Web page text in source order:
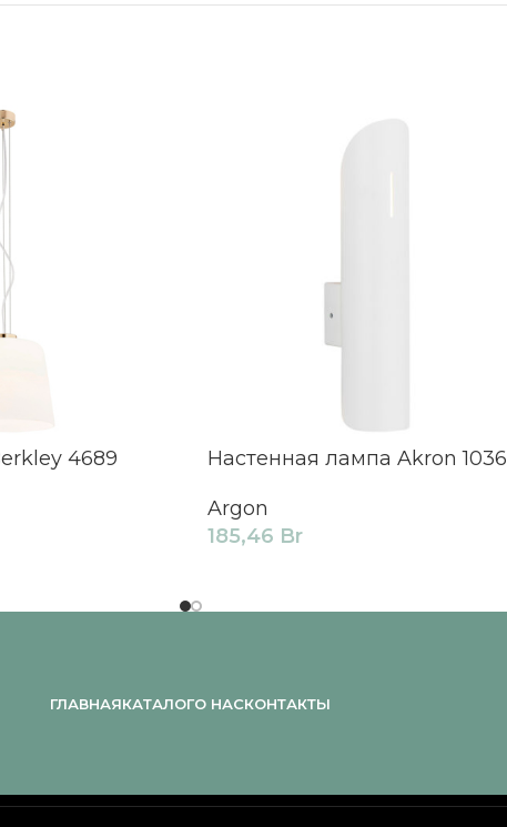
4689 Настенная лампа Akron 1036
Argon
185,46 Br
ГЛАВНАЯКАТАЛОГО НАСКОНТАКТЫ